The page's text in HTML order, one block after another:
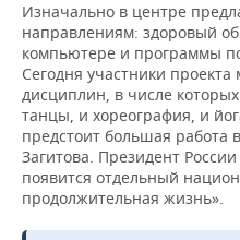
Изначально в центре
направлениям: здоровый
компьютере и программы
Сегодня участники
дисциплин, в числе
танцы, и хореография, и
предстоит большая работа
Загитова. Президент
появится отдельный
продолжительная жизнь».